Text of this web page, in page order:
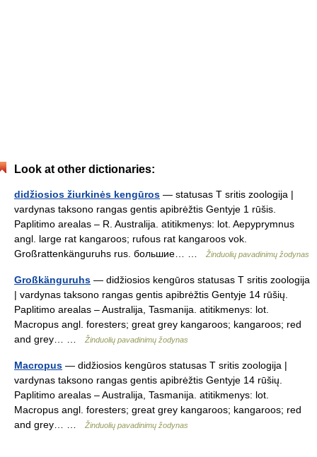
Look at other dictionaries:
didžiosios žiurkinės kengūros — statusas T sritis zoologija |
vardynas taksono rangas gentis apibrėžtis Gentyje 1 rūšis.
Paplitimo arealas – R. Australija. atitikmenys: lot. Aepyprymnus
angl. large rat kangaroos; rufous rat kangaroos vok.
Großrattenkänguruhs rus. большие… …
Žinduolių pavadinimų žodynas
Großkänguruhs — didžiosios kengūros statusas T sritis zoologija
| vardynas taksono rangas gentis apibrėžtis Gentyje 14 rūšių.
Paplitimo arealas – Australija, Tasmanija. atitikmenys: lot.
Macropus angl. foresters; great grey kangaroos; kangaroos; red
and grey… …
Žinduolių pavadinimų žodynas
Macropus — didžiosios kengūros statusas T sritis zoologija |
vardynas taksono rangas gentis apibrėžtis Gentyje 14 rūšių.
Paplitimo arealas – Australija, Tasmanija. atitikmenys: lot.
Macropus angl. foresters; great grey kangaroos; kangaroos; red
and grey… …
Žinduolių pavadinimų žodynas